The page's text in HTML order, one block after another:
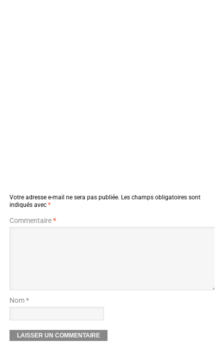
Votre adresse e-mail ne sera pas publiée. Les champs obligatoires sont
indiqués avec *
Commentaire*
Nom *